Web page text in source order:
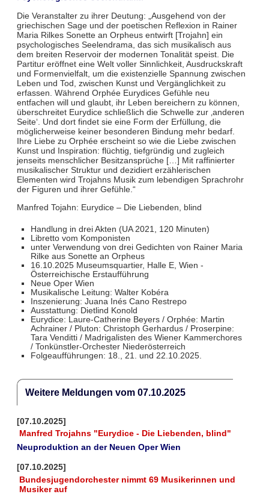
Die Veranstalter zu ihrer Deutung: „Ausgehend von der
griechischen Sage und der poetischen Reflexion in Rainer
Maria Rilkes Sonette an Orpheus entwirft [Trojahn] ein
psychologisches Seelendrama, das sich musikalisch aus
dem breiten Reservoir der modernen Tonalität speist. Die
Partitur eröffnet eine Welt voller Sinnlichkeit, Ausdruckskraft
und Formenvielfalt, um die existenzielle Spannung zwischen
Leben und Tod, zwischen Kunst und Vergänglichkeit zu
erfassen. Während Orphée Eurydices Gefühle neu
entfachen will und glaubt, ihr Leben bereichern zu können,
überschreitet Eurydice schließlich die Schwelle zur ‚anderen
Seite‘. Und dort findet sie eine Form der Erfüllung, die
möglicherweise keiner besonderen Bindung mehr bedarf.
Ihre Liebe zu Orphée erscheint so wie die Liebe zwischen
Kunst und Inspiration: flüchtig, tiefgründig und zugleich
jenseits menschlicher Besitzansprüche […] Mit raffinierter
musikalischer Struktur und dezidiert erzählerischen
Elementen wird Trojahns Musik zum lebendigen Sprachrohr
der Figuren und ihrer Gefühle.“
Manfred Tojahn: Eurydice – Die Liebenden, blind
Handlung in drei Akten (UA 2021, 120 Minuten)
Libretto vom Komponisten
unter Verwendung von drei Gedichten von Rainer Maria
Rilke aus Sonette an Orpheus
16.10.2025 Museumsquartier, Halle E, Wien -
Österreichische Erstaufführung
Neue Oper Wien
Musikalische Leitung: Walter Kobéra
Inszenierung: Juana Inés Cano Restrepo
Ausstattung: Dietlind Konold
Eurydice: Laure-Catherine Beyers / Orphée: Martin
Achrainer / Pluton: Christoph Gerhardus / Proserpine:
Tara Venditti / Madrigalisten des Wiener Kammerchores
/ Tonkünstler-Orchester Niederösterreich
Folgeaufführungen: 18., 21. und 22.10.2025.
Weitere Meldungen vom 07.10.2025
[07.10.2025]
Manfred Trojahns "Eurydice - Die Liebenden, blind"
Neuproduktion an der Neuen Oper Wien
[07.10.2025]
Bundesjugendorchester nimmt 69 Musikerinnen und
Musiker auf